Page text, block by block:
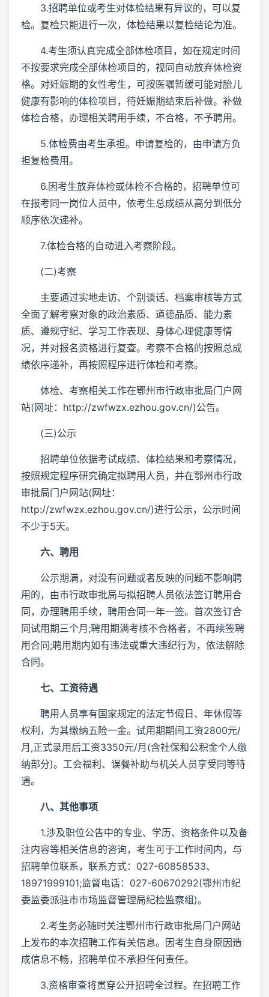
3.招聘单位或考生对体检结果有异议的，可以复
检。复检只能进行一次，体检结果以复检结论为准。
4.考生须认真完成全部体检项目，如在规定时间
不按要求完成全部体检项目的，视同自动放弃体检资
格。对妊娠期的女性考生，可按医嘱暂缓可能对胎儿
健康有影响的体检项目，待妊娠期结束后补做。补做
体检合格，办理相关聘用手续，不合格，不予聘用。
5.体检费由考生承担。申请复检的，由申请方负
担复检费用。
6.因考生放弃体检或体检不合格的，招聘单位可
在报考同一岗位人员中，依考生总成绩从高分到低分
顺序依次递补。
7.体检合格的自动进入考察阶段。
(二)考察
主要通过实地走访、个别谈话、档案审核等方式
全面了解考察对象的政治素质、道德品质、能力素
质、遵规守纪、学习工作表现、身体心理健康等情
况，并对报名资格进行复查。考察不合格的按照总成
绩依序递补，再按照程序进行体检和考察。
体检、考察相关工作在鄂州市行政审批局门户网
站(网址：http://zwfwzx.ezhou.gov.cn/)公告。
(三)公示
招聘单位依据考试成绩、体检结果和考察情况，
按照规定程序研究确定拟聘用人员，并在鄂州市行政
审批局门户网站(网址：
http://zwfwzx.ezhou.gov.cn/)进行公示，公示时间
不少于5天。
六、聘用
公示期满，对没有问题或者反映的问题不影响聘
用的，由市行政审批局与拟招聘人员依法签订聘用合
同，办理聘用手续，聘用合同一年一签。首次签订合
同试用期三个月;聘用期满考核不合格者，不再续签聘
用合同;聘用期内如有违法或重大违纪行为，依法解除
合同。
七、工资待遇
聘用人员享有国家规定的法定节假日、年休假等
权利，为其缴纳五险一金。试用期期间工资2800元/
月,正式录用后工资3350元/月(含社保和公积金个人缴
纳部分)。工会福利、误餐补助与机关人员享受同等待
遇。
八、其他事项
1.涉及职位公告中的专业、学历、资格条件以及备
注内容等相关信息的咨询，考生可于工作时间内，与
招聘单位联系，联系方式：027-60858533、
18971999101;监督电话：027-60670292(鄂州市纪
委监委派驻市市场监督管理局纪检监察组)。
2.考生务必随时关注鄂州市行政审批局门户网站
上发布的本次招聘工作有关信息。因考生自身原因造
成信息不畅，招聘单位不承担任何责任。
3.资格审查将贯穿公开招聘全过程。在招聘工作